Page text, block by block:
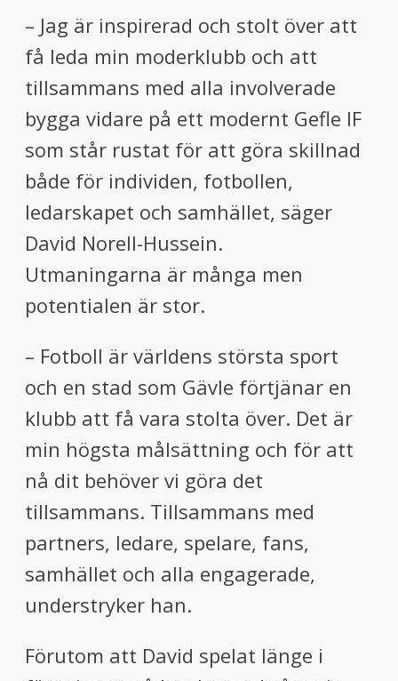
– Jag är inspirerad och stolt över att
få leda min moderklubb och att
tillsammans med alla involverade
bygga vidare på ett modernt Gefle IF
som står rustat för att göra skillnad
både för individen, fotbollen,
ledarskapet och samhället, säger
David Norell-Hussein.
Utmaningarna är många men
potentialen är stor.
– Fotboll är världens största sport
och en stad som Gävle förtjänar en
klubb att få vara stolta över. Det är
min högsta målsättning och för att
nå dit behöver vi göra det
tillsammans. Tillsammans med
partners, ledare, spelare, fans,
samhället och alla engagerade,
understryker han.
Förutom att David spelat länge i